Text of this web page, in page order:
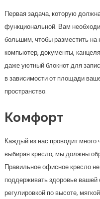
Первая задача, которую
функциональной. Вам
большим, чтобы разместить
компьютер, документы,
даже уютный блокнот для
в зависимости от площади
пространство.
Комфорт
Каждый из нас проводит много
выбирая кресло, мы должны
Правильное офисное кресло
поддерживать здоровье
регулировкой по высоте,